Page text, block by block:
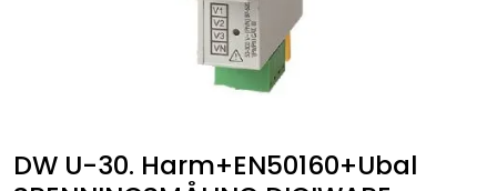
DW U-30. Harm+EN50160+Ubal